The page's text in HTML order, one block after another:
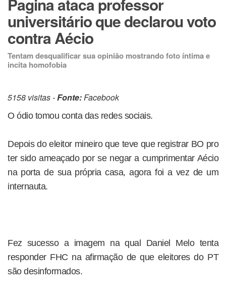
universitário que declarou voto
contra Aécio
Tentam desqualificar sua opinião mostrando foto íntima e
incita homofobia
5158 visitas -Fonte:Facebook
O ódio tomou conta das redes sociais.
Depois do eleitor mineiro que teve que registrar BO pro
ter sido ameaçado por se negar a cumprimentar Aécio
na porta de sua própria casa, agora foi a vez de um
internauta.
Fez sucesso a imagem na qual Daniel Melo tenta
responder FHC na afirmação de que eleitores do PT
são desinformados.